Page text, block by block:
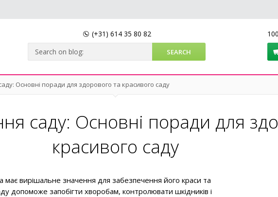
(+31) 614 35 80 82
Основні поради для здорового та красивого саду
саду: Основні поради для
красивого саду
має вирішальне значення для забезпечення його краси та
допоможе запобігти хворобам, контролювати шкідників і